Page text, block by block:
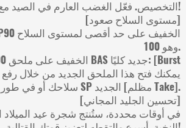
التخصيص. فعّل الغضب العارم في الصيد مع أصدقائك!
[مستوى السلاح صعود]
وهو 100.
سلاحك أو في طور SP الجديد [مظلم Take].
[تحسين الجليد المجاني]